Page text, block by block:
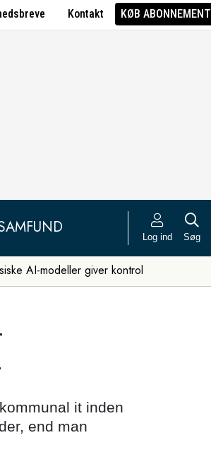
Kontakt KØB ABONNEMENT
Log ind Søg
AI-modeller giver kontrol
it inden
end man